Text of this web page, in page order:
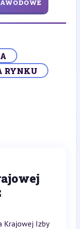
RYNKU
Krajowej Izby